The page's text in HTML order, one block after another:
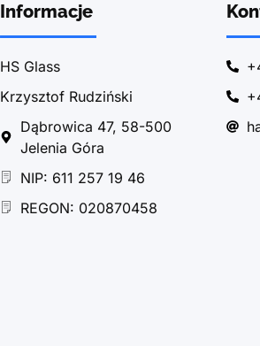
Informacje
HS Glass
Krzysztof Rudziński
Dąbrowica 47, 58-500
Jelenia Góra
NIP: 611 257 19 46
REGON: 020870458